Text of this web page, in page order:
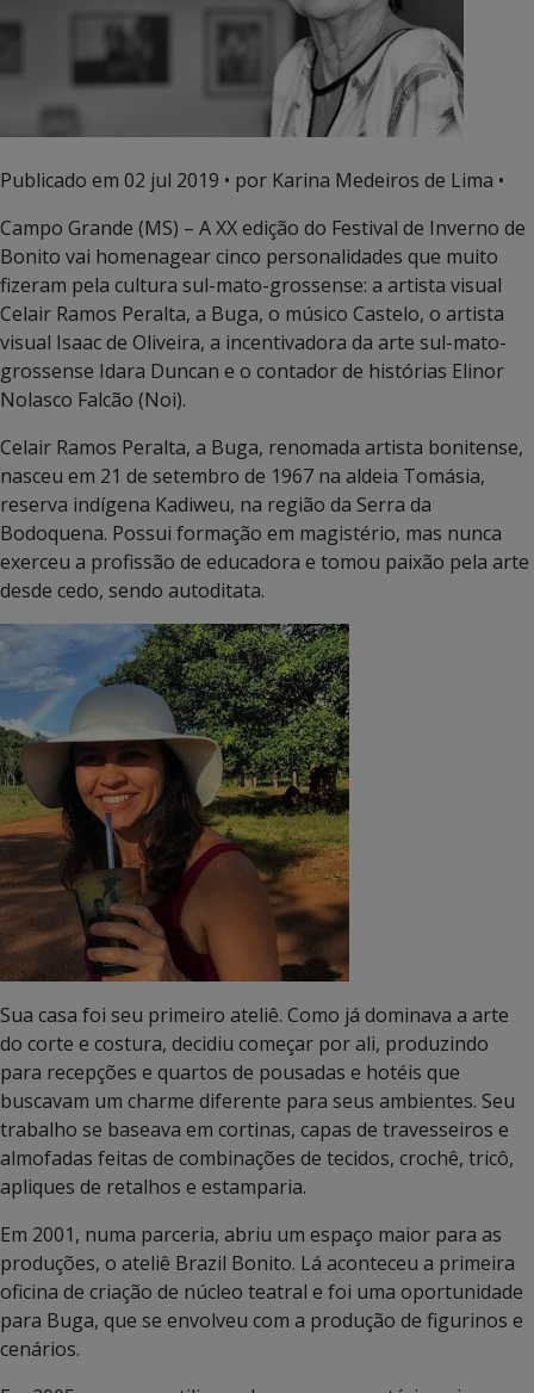
Publicado em 02 jul 2019 • por Karina Medeiros de Lima •
Campo Grande (MS) – A XX edição do Festival de Inverno de
Bonito vai homenagear cinco personalidades que muito
fizeram pela cultura sul-mato-grossense: a artista visual
Celair Ramos Peralta, a Buga, o músico Castelo, o artista
visual Isaac de Oliveira, a incentivadora da arte sul-mato-
grossense Idara Duncan e o contador de histórias Elinor
Nolasco Falcão (Noi).
Celair Ramos Peralta, a Buga, renomada artista bonitense,
nasceu em 21 de setembro de 1967 na aldeia Tomásia,
reserva indígena Kadiweu, na região da Serra da
Bodoquena. Possui formação em magistério, mas nunca
exerceu a profissão de educadora e tomou paixão pela arte
desde cedo, sendo autoditata.
Sua casa foi seu primeiro ateliê. Como já dominava a arte
do corte e costura, decidiu começar por ali, produzindo
para recepções e quartos de pousadas e hotéis que
buscavam um charme diferente para seus ambientes. Seu
trabalho se baseava em cortinas, capas de travesseiros e
almofadas feitas de combinações de tecidos, crochê, tricô,
apliques de retalhos e estamparia.
Em 2001, numa parceria, abriu um espaço maior para as
produções, o ateliê Brazil Bonito. Lá aconteceu a primeira
oficina de criação de núcleo teatral e foi uma oportunidade
para Buga, que se envolveu com a produção de figurinos e
cenários.